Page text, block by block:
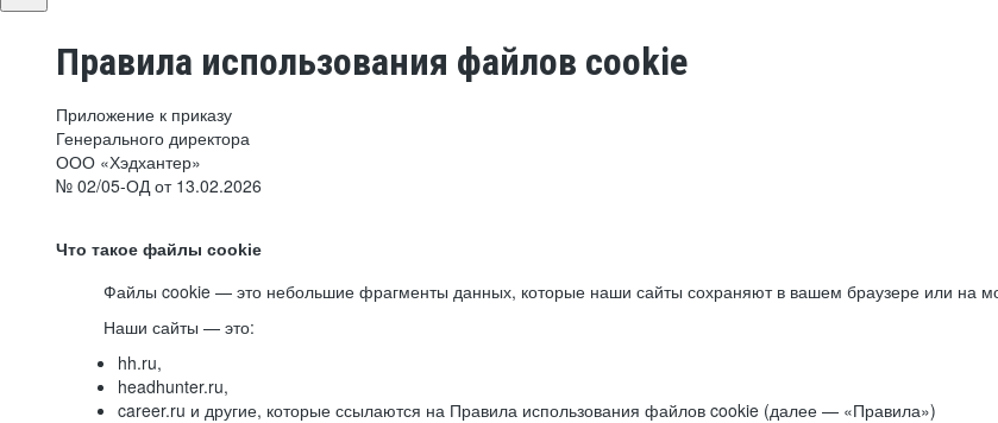
Правила использования файлов cookie
Приложение к приказу
Генерального директора
ООО «Хэдхантер»
№ 02/05-ОД от 13.02.2026
Что такое файлы cookie
Файлы cookie — это небольшие фрагменты данных, которые наши сайты сохраняют в вашем браузере или на
Наши сайты — это:
hh.ru,
headhunter.ru,
career.ru и другие, которые ссылаются на Правила использования файлов cookie (далее — «Правила»)